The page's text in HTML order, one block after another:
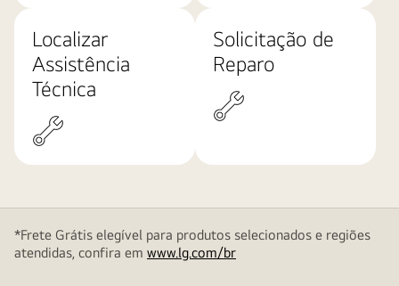
Localizar
Assistência
Técnica
Solicitação de
Reparo
*Frete Grátis elegível para produtos selecionados e regiões
atendidas, confira em www.lg.com/br